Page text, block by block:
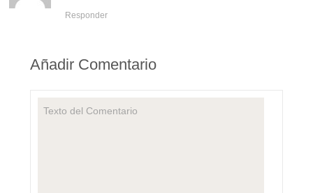
Responder
Añadir Comentario